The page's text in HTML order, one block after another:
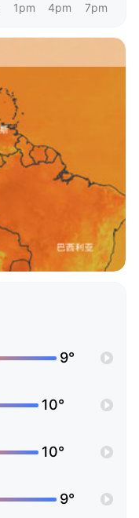
1pm 4pm 7pm
9°
10°
10°
9°